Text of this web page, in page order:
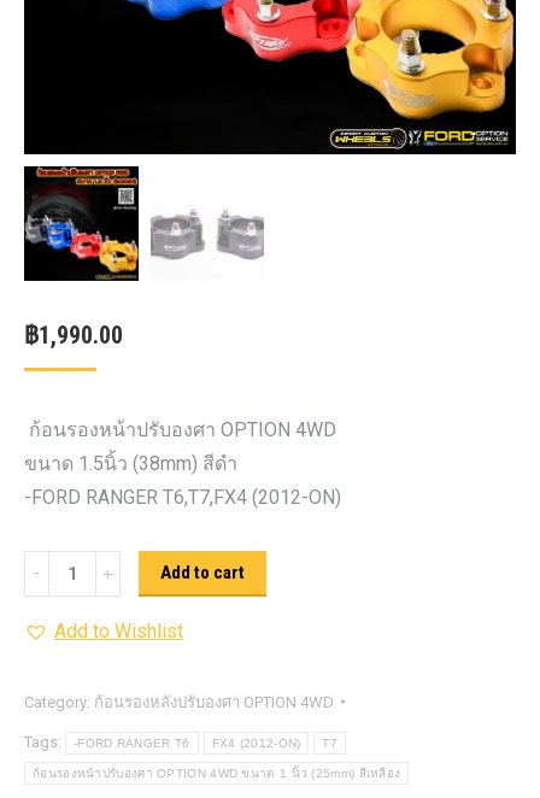
฿1,990.00
ก้อนรองหน้าปรับองศา OPTION 4WD
ขนาด 1.5นิ้ว (38mm) สีดำ
-FORD RANGER T6,T7,FX4 (2012-ON)
รอง
หน้า
องศา
OPTION
4WD ขนาด
Add to cart
Add to Wishlist
Category: ก้อนรองหลังปรับองศา OPTION 4WD
Tags: -FORD RANGER T6 FX4 (2012-ON) T7
ก้อนรองหน้าปรับองศา OPTION 4WD ขนาด 1 นิ้ว (25mm) สีเหลือง